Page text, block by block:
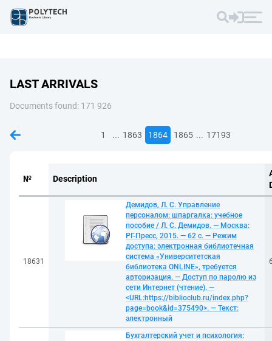
LAST ARRIVALS
Documents found: 171 926
1 ... 1863 1864 1865 ... 17193
№ Description
18631
Демидов, Л. С. Управление
персоналом: шпаргалка: учебное
пособие / Л. С. Демидов. — Москва:
РГ-Пресс, 2015. — 62 с. — Режим
доступа: электронная библиотечная
система «Университетская
библиотека ONLINE», требуется
авторизация. — Доступ по паролю из
сети Интернет (чтение). —
<URL:https://biblioclub.ru/index.php?
page=book&id=375490>. — Текст:
электронный
Бухгалтерский учет и психология: